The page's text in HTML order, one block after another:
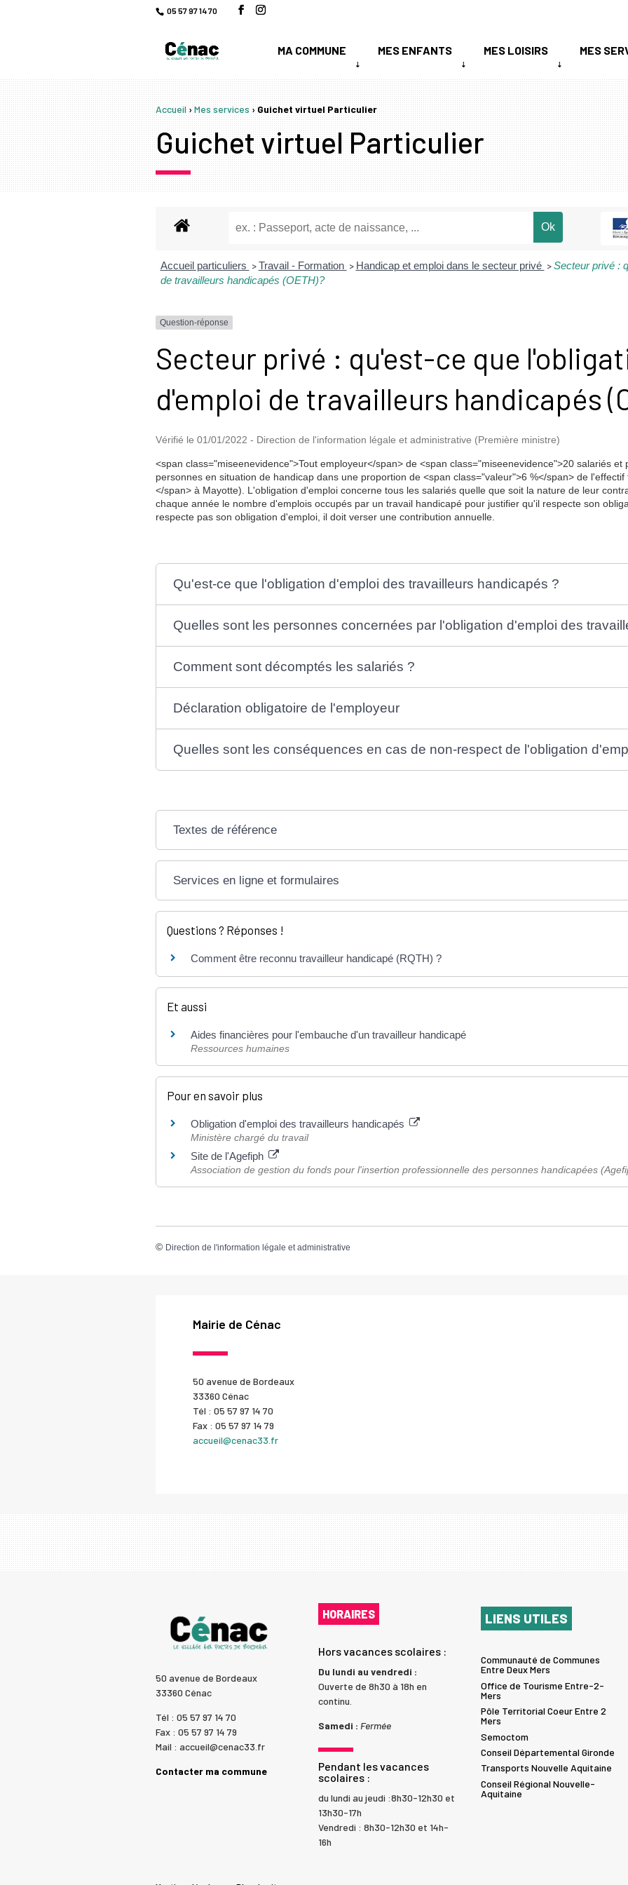
05 57 97 14 70
MA COMMUNE MES ENFANTS MES LOISIRS MES
Accueil›Mes services›Guichet virtuel Particulier
Guichet virtuel Particulier
Accueil particuliers > Travail - Formation > Handicap et emploi dans le secteur privé > Secteur privé :
de travailleurs handicapés (OETH)?
Question-réponse
Secteur privé : qu'est-ce que
d'emploi de travailleurs handicapés
Vérifié le 01/01/2022 - Direction de l'information légale et administrative (Première ministre)
<span class="miseenevidence">Tout employeur</span> de <span class="miseenevidence">20 salariés et
personnes en situation de handicap dans une proportion de <span class="valeur">6 %</span> de
</span> à Mayotte). L'obligation d'emploi concerne tous les salariés quelle que soit la nature de leur
chaque année le nombre d'emplois occupés par un travail handicapé pour justifier qu'il respecte son
respecte pas son obligation d'emploi, il doit verser une contribution annuelle.
Qu'est-ce que l'obligation d'emploi des travailleurs handicapés ?
Quelles sont les personnes concernées par l'obligation d'emploi des
Comment sont décomptés les salariés ?
Déclaration obligatoire de l'employeur
Quelles sont les conséquences en cas de non-respect de l'obligation
Textes de référence
Services en ligne et formulaires
Questions ? Réponses !
Comment être reconnu travailleur handicapé (RQTH) ?
Et aussi
Aides financières pour l'embauche d'un travailleur handicapé
Ressources humaines
Pour en savoir plus
Obligation d'emploi des travailleurs handicapés
Ministère chargé du travail
Site de l'Agefiph
Association de gestion du fonds pour l'insertion professionnelle des personnes handicapées
© Direction de l'information légale et administrative
Mairie de Cénac
50 avenue de Bordeaux
33360 Cénac
Tél : 05 57 97 14 70
Fax : 05 57 97 14 79
accueil@cenac33.fr
50 avenue de Bordeaux
33360 Cénac
Tél : 05 57 97 14 70
Fax : 05 57 97 14 79
Mail : accueil@cenac33.fr
Contacter ma commune
HORAIRES
Hors vacances scolaires :
Du lundi au vendredi :
Ouverte de 8h30 à 18h en
continu.
Samedi : Fermée
Pendant les vacances
scolaires :
du lundi au jeudi :8h30-12h30 et
13h30-17h
Vendredi : 8h30-12h30 et 14h-
16h
LIENS UTILES
Communauté de Communes
Entre Deux Mers
Office de Tourisme Entre-2-
Mers
Pôle Territorial Coeur Entre 2
Mers
Semoctom
Conseil Départemental Gironde
Transports Nouvelle Aquitaine
Conseil Régional Nouvelle-
Aquitaine